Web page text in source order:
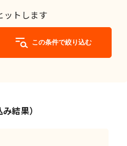
ットします
この条件で絞り込む
結果）